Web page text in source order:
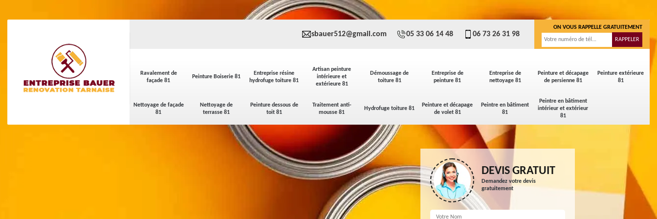
Ravalement de
façade 81
Peinture Boiserie 81
Entreprise résine
hydrofuge toiture 81
Artisan peinture
intérieure et
extérieure 81
Démoussage de
toiture 81
Entreprise de
peinture 81
Entreprise de
nettoyage 81
Peinture et décapage
de persienne 81
Peinture extérieure
81
Nettoyage de façade
81
Nettoyage de
terrasse 81
Peinture dessous de
toit 81
Traitement anti-
mousse 81
Hydrofuge toiture 81
Peinture et décapage
de volet 81
Peintre en bâtiment
81
Peintre en bâtiment
intérieur et extérieur
81
sbauer512@gmail.com 05 33 06 14 48 06 73 26 31 98
ON VOUS RAPPELLE GRATUITEMENT
DEVIS GRATUIT
Demandez votre devis
gratuitement